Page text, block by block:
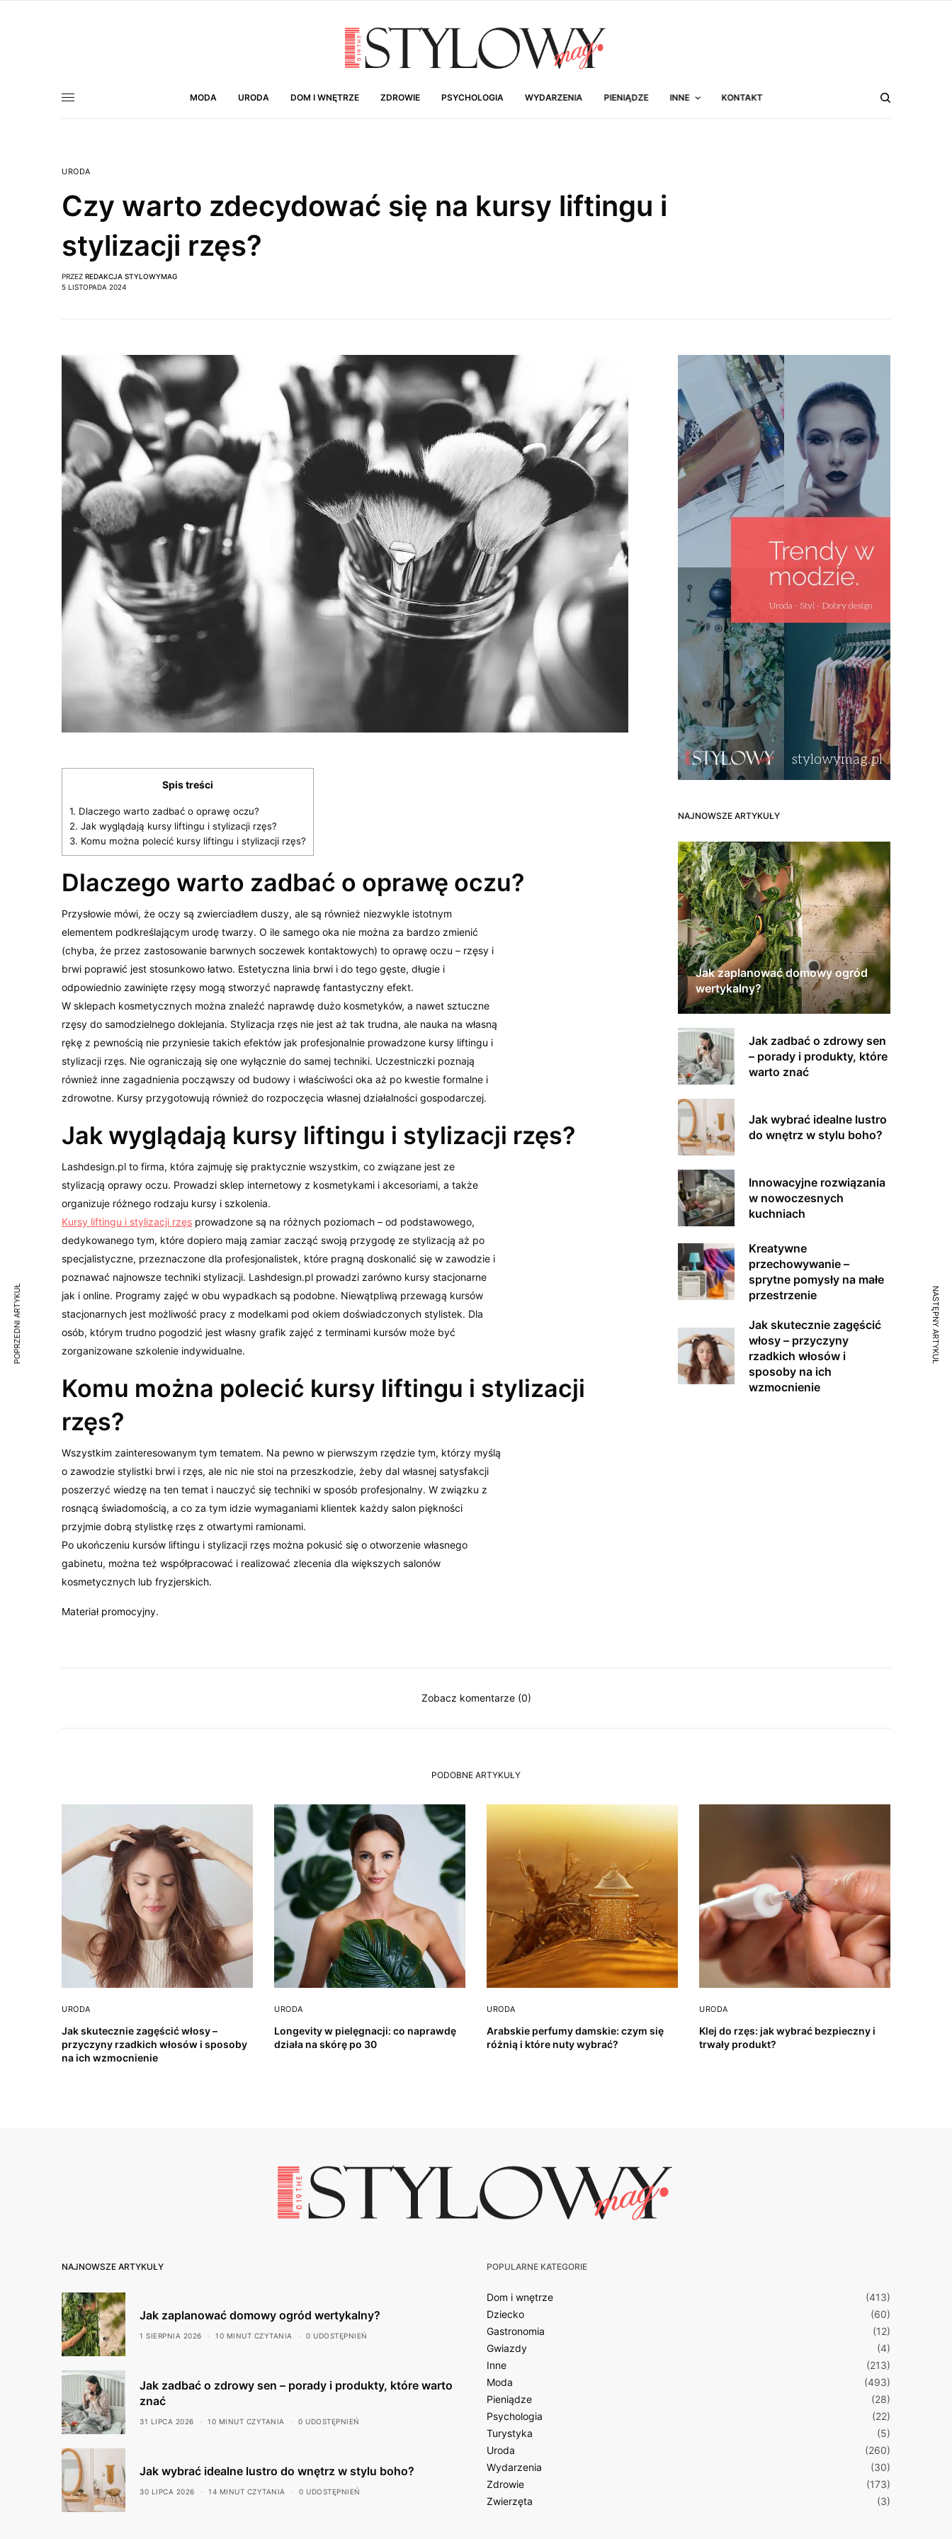
MODA URODA DOM I WNĘTRZE ZDROWIE PSYCHOLOGIA WYDARZENIA PIENIĄDZE INNE KONTAKT
URODA
Czy warto zdecydować się na kursy liftingu i
stylizacji rzęs?
PRZEZ REDAKCJA STYLOWYMAG
5 LISTOPADA 2024
Spis treści
1. Dlaczego warto zadbać o oprawę oczu?
2. Jak wyglądają kursy liftingu i stylizacji rzęs?
3. Komu można polecić kursy liftingu i stylizacji rzęs?
Dlaczego warto zadbać o oprawę oczu?
Przysłowie mówi, że oczy są zwierciadłem duszy, ale są również niezwykle istotnym
elementem podkreślającym urodę twarzy. O ile samego oka nie można za bardzo zmienić
(chyba, że przez zastosowanie barwnych soczewek kontaktowych) to oprawę oczu – rzęsy i
brwi poprawić jest stosunkowo łatwo. Estetyczna linia brwi i do tego gęste, długie i
odpowiednio zawinięte rzęsy mogą stworzyć naprawdę fantastyczny efekt.
W sklepach kosmetycznych można znaleźć naprawdę dużo kosmetyków, a nawet sztuczne
rzęsy do samodzielnego doklejania. Stylizacja rzęs nie jest aż tak trudna, ale nauka na własną
rękę z pewnością nie przyniesie takich efektów jak profesjonalnie prowadzone kursy liftingu i
stylizacji rzęs. Nie ograniczają się one wyłącznie do samej techniki. Uczestniczki poznają
również inne zagadnienia począwszy od budowy i właściwości oka aż po kwestie formalne i
zdrowotne. Kursy przygotowują również do rozpoczęcia własnej działalności gospodarczej.
Jak wyglądają kursy liftingu i stylizacji rzęs?
Lashdesign.pl to firma, która zajmuję się praktycznie wszystkim, co związane jest ze
stylizacją oprawy oczu. Prowadzi sklep internetowy z kosmetykami i akcesoriami, a także
organizuje różnego rodzaju kursy i szkolenia.
Kursy liftingu i stylizacji rzęs prowadzone są na różnych poziomach – od podstawowego,
dedykowanego tym, które dopiero mają zamiar zacząć swoją przygodę ze stylizacją aż po
specjalistyczne, przeznaczone dla profesjonalistek, które pragną doskonalić się w zawodzie i
poznawać najnowsze techniki stylizacji. Lashdesign.pl prowadzi zarówno kursy stacjonarne
jak i online. Programy zajęć w obu wypadkach są podobne. Niewątpliwą przewagą kursów
stacjonarnych jest możliwość pracy z modelkami pod okiem doświadczonych stylistek. Dla
osób, którym trudno pogodzić jest własny grafik zajęć z terminami kursów może być
zorganizowane szkolenie indywidualne.
Komu można polecić kursy liftingu i stylizacji
rzęs?
Wszystkim zainteresowanym tym tematem. Na pewno w pierwszym rzędzie tym, którzy myślą
o zawodzie stylistki brwi i rzęs, ale nic nie stoi na przeszkodzie, żeby dal własnej satysfakcji
poszerzyć wiedzę na ten temat i nauczyć się techniki w sposób profesjonalny. W związku z
rosnącą świadomością, a co za tym idzie wymaganiami klientek każdy salon piękności
przyjmie dobrą stylistkę rzęs z otwartymi ramionami.
Po ukończeniu kursów liftingu i stylizacji rzęs można pokusić się o otworzenie własnego
gabinetu, można też współpracować i realizować zlecenia dla większych salonów
kosmetycznych lub fryzjerskich.
Materiał promocyjny.
NAJNOWSZE ARTYKUŁY
Jak zaplanować domowy ogród
wertykalny?
Jak zadbać o zdrowy sen
– porady i produkty, które
warto znać
Jak wybrać idealne lustro
do wnętrz w stylu boho?
Innowacyjne rozwiązania
w nowoczesnych
kuchniach
Kreatywne
przechowywanie –
sprytne pomysły na małe
przestrzenie
Jak skutecznie zagęścić
włosy – przyczyny
rzadkich włosów i
sposoby na ich
wzmocnienie
POPRZEDNI ARTYKUŁ NASTĘPNY ARTYKUŁ
Zobacz komentarze (0)
PODOBNE ARTYKUŁY
URODA
Jak skutecznie zagęścić włosy –
przyczyny rzadkich włosów i sposoby
na ich wzmocnienie
URODA
Longevity w pielęgnacji: co naprawdę
działa na skórę po 30
URODA
Arabskie perfumy damskie: czym się
różnią i które nuty wybrać?
URODA
Klej do rzęs: jak wybrać bezpieczny i
trwały produkt?
NAJNOWSZE ARTYKUŁY
Jak zaplanować domowy ogród wertykalny?
1 SIERPNIA 2026 10 MINUT CZYTANIA 0 UDOSTĘPNIEŃ
Jak zadbać o zdrowy sen – porady i produkty, które warto
znać
31 LIPCA 2026 10 MINUT CZYTANIA 0 UDOSTĘPNIEŃ
Jak wybrać idealne lustro do wnętrz w stylu boho?
30 LIPCA 2026 14 MINUT CZYTANIA 0 UDOSTĘPNIEŃ
POPULARNE KATEGORIE
Dom i wnętrze
(413)
Dziecko
(60)
Gastronomia
(12)
Gwiazdy
(4)
Inne
(213)
Moda
(493)
Pieniądze
(28)
Psychologia
(22)
Turystyka
(5)
Uroda
(260)
Wydarzenia
(30)
Zdrowie
(173)
Zwierzęta
(3)